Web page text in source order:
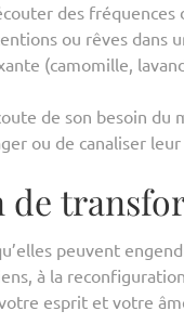
des fréquences
ou rêves dans
(camomille,
de son besoin
ou de canaliser
de
peuvent
à la
esprit et votre